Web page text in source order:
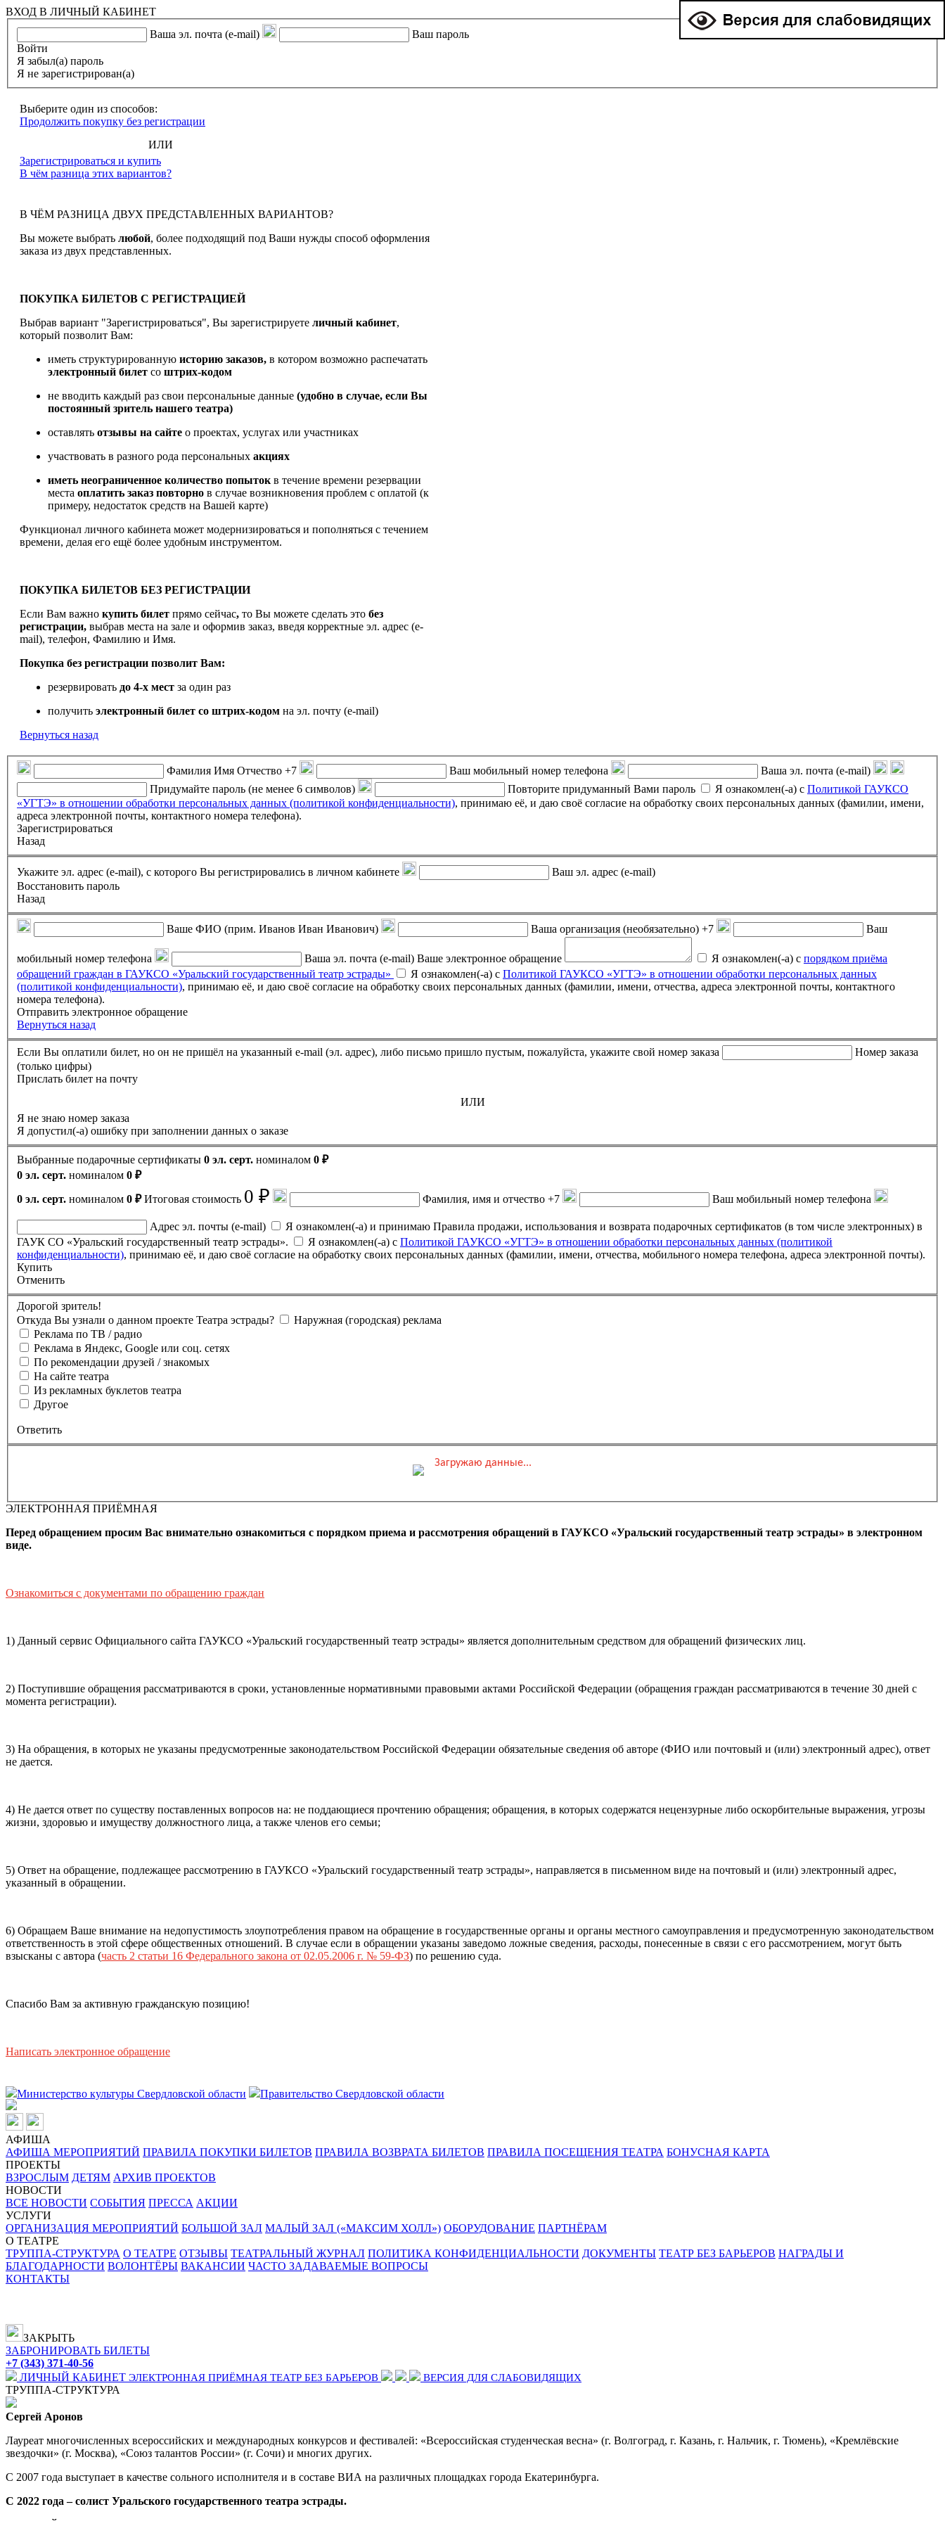
ВХОД В ЛИЧНЫЙ КАБИНЕТ
Ваша эл. почта (e-mail)
Ваш пароль
Войти
Я забыл(а) пароль
Я не зарегистрирован(а)
Выберите один из способов:
Продолжить покупку без регистрации
ИЛИ
Зарегистрироваться и купить
В чём разница этих вариантов?
В ЧЁМ РАЗНИЦА ДВУХ ПРЕДСТАВЛЕННЫХ ВАРИАНТОВ?
Вы можете выбрать любой, более подходящий под Ваши нужды способ оформления
заказа из двух представленных.
ПОКУПКА БИЛЕТОВ С РЕГИСТРАЦИЕЙ
Выбрав вариант "Зарегистрироваться", Вы зарегистрируете личный кабинет,
который позволит Вам:
иметь структурированную историю заказов, в котором возможно распечатать
электронный билет со штрих-кодом
не вводить каждый раз свои персональные данные (удобно в случае, если Вы
постоянный зритель нашего театра)
оставлять отзывы на сайте о проектах, услугах или участниках
участвовать в разного рода персональных акциях
иметь неограниченное количество попыток в течение времени резервации
места оплатить заказ повторно в случае возникновения проблем с оплатой (к
примеру, недостаток средств на Вашей карте)
Функционал личного кабинета может модернизироваться и пополняться с течением
времени, делая его ещё более удобным инструментом.
ПОКУПКА БИЛЕТОВ БЕЗ РЕГИСТРАЦИИ
Если Вам важно купить билет прямо сейчас, то Вы можете сделать это без
регистрации, выбрав места на зале и оформив заказ, введя корректные эл. адрес (e-
mail), телефон, Фамилию и Имя.
Покупка без регистрации позволит Вам:
резервировать до 4-х мест за один раз
получить электронный билет со штрих-кодом на эл. почту (e-mail)
Вернуться назад
Фамилия Имя Отчество +7 Ваш мобильный номер телефона
Ваша эл. почта (e-mail)
Придумайте пароль (не менее 6 символов)
Повторите придуманный Вами пароль Я ознакомлен(-а) с Политикой ГАУКСО
«УГТЭ» в отношении обработки персональных данных (политикой конфиденциальности), принимаю её, и даю своё согласие на обработку своих персональных данных (фамилии, имени,
адреса электронной почты, контактного номера телефона).
Зарегистрироваться
Назад
Укажите эл. адрес (e-mail), с которого Вы регистрировались в личном кабинете
Ваш эл. адрес (e-mail)
Восстановить пароль
Назад
Ваше ФИО (прим. Иванов Иван Иванович) Ваша организация (необязательно) +7 Ваш
мобильный номер телефона Ваша эл. почта (e-mail) Ваше электронное обращение Я ознакомлен(-а) с порядком приёма
обращений граждан в ГАУКСО «Уральский государственный театр эстрады»
Я ознакомлен(-а) с Политикой ГАУКСО «УГТЭ» в отношении обработки персональных данных
(политикой конфиденциальности), принимаю её, и даю своё согласие на обработку своих персональных данных (фамилии, имени, отчества, адреса электронной почты, контактного
номера телефона).
Отправить электронное обращение
Вернуться назад
Если Вы оплатили билет, но он не пришёл на указанный e-mail (эл. адрес), либо письмо пришло пустым, пожалуйста, укажите свой номер заказа
Номер заказа
(только цифры)
Прислать билет на почту
ИЛИ
Я не знаю номер заказа
Я допустил(-а) ошибку при заполнении данных о заказе
Выбранные подарочные сертификаты 0 эл. серт. номиналом 0 ₽
0 эл. серт. номиналом 0 ₽
0 эл. серт. номиналом 0 ₽ Итоговая стоимость 0 ₽ Фамилия, имя и отчество +7 Ваш мобильный номер телефона
Адрес эл. почты (e-mail)
Я ознакомлен(-а) и принимаю Правила продажи, использования и возврата подарочных сертификатов (в том числе электронных) в
ГАУК СО «Уральский государственный театр эстрады».
Я ознакомлен(-а) с Политикой ГАУКСО «УГТЭ» в отношении обработки персональных данных (политикой
конфиденциальности) , принимаю её, и даю своё согласие на обработку своих персональных данных (фамилии, имени, отчества, мобильного номера телефона, адреса электронной почты).
Купить
Отменить
Дорогой зритель!
Откуда Вы узнали о данном проекте Театра эстрады?
Наружная (городская) реклама
Реклама по ТВ / радио
Реклама в Яндекс, Google или соц. сетях
По рекомендации друзей / знакомых
На сайте театра
Из рекламных буклетов театра
Другое
Ответить
Загружаю данные...
Вы бронируете места наМероприятие состоится 0 ₽
Промокод
Применить
обработки персональных данных (политикой конфиденциальности) , принимаю её, и даю своё согласие на обработку своих персональных данных (фамилии, имени, адреса электронной
почты, контактного номера телефона).
ЭЛЕКТРОННАЯ ПРИЁМНАЯ
Перед обращением просим Вас внимательно ознакомиться с порядком приема и рассмотрения обращений в ГАУКСО «Уральский государственный театр эстрады» в электронном
виде.
Ознакомиться с документами по обращению граждан
1) Данный сервис Официального сайта ГАУКСО «Уральский государственный театр эстрады» является дополнительным средством для обращений физических лиц.
2) Поступившие обращения рассматриваются в сроки, установленные нормативными правовыми актами Российской Федерации (обращения граждан рассматриваются в течение 30 дней с
момента регистрации).
3) На обращения, в которых не указаны предусмотренные законодательством Российской Федерации обязательные сведения об авторе (ФИО или почтовый и (или) электронный адрес), ответ
не дается.
4) Не дается ответ по существу поставленных вопросов на: не поддающиеся прочтению обращения; обращения, в которых содержатся нецензурные либо оскорбительные выражения, угрозы
жизни, здоровью и имуществу должностного лица, а также членов его семьи;
5) Ответ на обращение, подлежащее рассмотрению в ГАУКСО «Уральский государственный театр эстрады», направляется в письменном виде на почтовый и (или) электронный адрес,
указанный в обращении.
6) Обращаем Ваше внимание на недопустимость злоупотребления правом на обращение в государственные органы и органы местного самоуправления и предусмотренную законодательством
ответственность в этой сфере общественных отношений. В случае если в обращении указаны заведомо ложные сведения, расходы, понесенные в связи с его рассмотрением, могут быть
взысканы с автора (часть 2 статьи 16 Федерального закона от 02.05.2006 г. № 59-ФЗ) по решению суда.
Спасибо Вам за активную гражданскую позицию!
Написать электронное обращение
Министерство культуры Свердловской области Правительство Свердловской области
АФИША
АФИША МЕРОПРИЯТИЙ ПРАВИЛА ПОКУПКИ БИЛЕТОВ ПРАВИЛА ВОЗВРАТА БИЛЕТОВ ПРАВИЛА ПОСЕЩЕНИЯ ТЕАТРА БОНУСНАЯ КАРТА
ПРОЕКТЫ
ВЗРОСЛЫМ ДЕТЯМ АРХИВ ПРОЕКТОВ
НОВОСТИ
ВСЕ НОВОСТИ СОБЫТИЯ ПРЕССА АКЦИИ
УСЛУГИ
ОРГАНИЗАЦИЯ МЕРОПРИЯТИЙ БОЛЬШОЙ ЗАЛ МАЛЫЙ ЗАЛ («МАКСИМ ХОЛЛ») ОБОРУДОВАНИЕ ПАРТНЁРАМ
О ТЕАТРЕ
ТРУППА-СТРУКТУРА О ТЕАТРЕ ОТЗЫВЫ ТЕАТРАЛЬНЫЙ ЖУРНАЛ ПОЛИТИКА КОНФИДЕНЦИАЛЬНОСТИ ДОКУМЕНТЫ ТЕАТР БЕЗ БАРЬЕРОВ НАГРАДЫ И
БЛАГОДАРНОСТИ ВОЛОНТЁРЫ ВАКАНСИИ ЧАСТО ЗАДАВАЕМЫЕ ВОПРОСЫ
КОНТАКТЫ
ЗАКРЫТЬ
ЗАБРОНИРОВАТЬ БИЛЕТЫ
+7 (343) 371-40-56
ЛИЧНЫЙ КАБИНЕТ ЭЛЕКТРОННАЯ ПРИЁМНАЯ ТЕАТР БЕЗ БАРЬЕРОВ ВЕРСИЯ ДЛЯ СЛАБОВИДЯЩИХ
ТРУППА-СТРУКТУРА
Сергей Аронов
Лауреат многочисленных всероссийских и международных конкурсов и фестивалей: «Всероссийская студенческая весна» (г. Волгоград, г. Казань, г. Нальчик, г. Тюмень), «Кремлёвские
звездочки» (г. Москва), «Союз талантов России» (г. Сочи) и многих других.
C 2007 года выступает в качестве сольного исполнителя и в составе ВИА на различных площадках города Екатеринбурга.
С 2022 года – солист Уральского государственного театра эстрады.